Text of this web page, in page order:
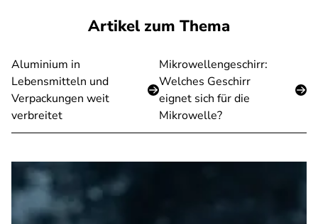
Artikel zum Thema
Aluminium in
Lebensmitteln und
Verpackungen weit
verbreitet
Mikrowellengeschirr:
Welches Geschirr
eignet sich für die
Mikrowelle?